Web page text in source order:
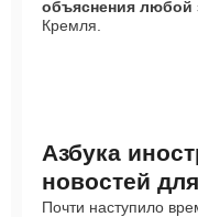
объяснения любой
Кремля.
Азбука
новостей
Почти наступило